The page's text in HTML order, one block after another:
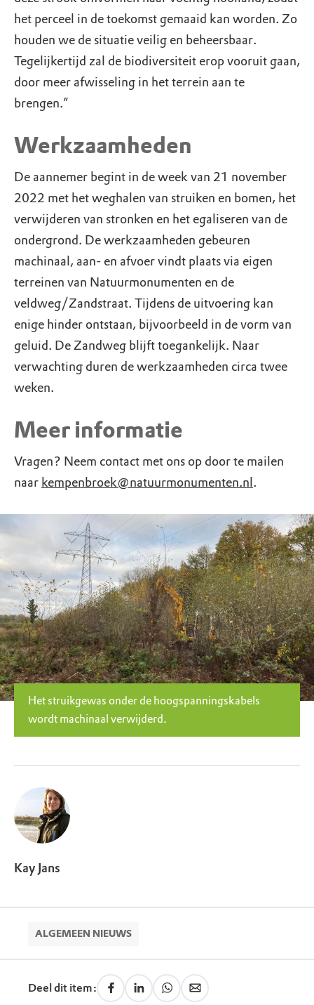
het perceel in de toekomst gemaaid kan worden. Zo
houden we de situatie veilig en beheersbaar.
Tegelijkertijd zal de biodiversiteit erop vooruit gaan,
door meer afwisseling in het terrein aan te
brengen.”
Werkzaamheden
De aannemer begint in de week van 21 november
2022 met het weghalen van struiken en bomen, het
verwijderen van stronken en het egaliseren van de
ondergrond. De werkzaamheden gebeuren
machinaal, aan- en afvoer vindt plaats via eigen
terreinen van Natuurmonumenten en de
veldweg/Zandstraat. Tijdens de uitvoering kan
enige hinder ontstaan, bijvoorbeeld in de vorm van
geluid. De Zandweg blijft toegankelijk. Naar
verwachting duren de werkzaamheden circa twee
weken.
Meer informatie
Vragen? Neem contact met ons op door te mailen
naar kempenbroek@natuurmonumenten.nl .
Het struikgewas onder de hoogspanningskabels
wordt machinaal verwijderd.
Kay Jans
ALGEMEEN NIEUWS
Deel dit item: